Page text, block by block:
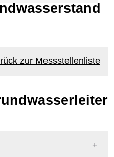
zur Messstellenliste